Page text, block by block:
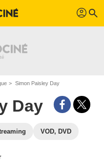
profil search
Simon Paisley Day
Day
VOD, DVD